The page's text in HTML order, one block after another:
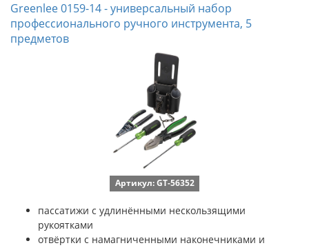
Greenlee 0159-14 - универсальный набор
профессионального ручного инструмента, 5
предметов
Артикул: GT-56352
пассатижи с удлинёнными нескользящими
рукоятками
отвёртки с намагниченными наконечниками и